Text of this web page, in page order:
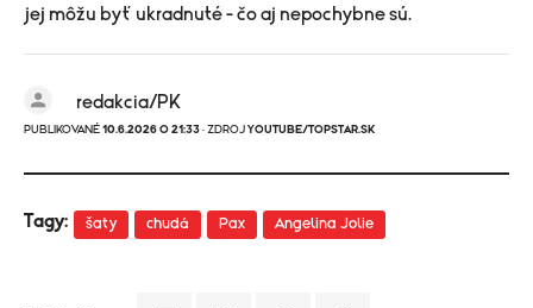
jej môžu byť ukradnuté - čo aj nepochybne sú.
redakcia/PK
PUBLIKOVANÉ 10.6.2026 O 21:33 · ZDROJ YOUTUBE/TOPSTAR.SK
Tagy: šaty chudá Pax Angelina Jolie